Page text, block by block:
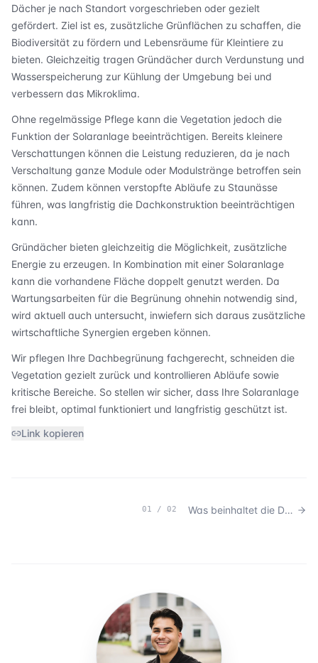
Dächer je nach Standort vorgeschrieben oder gezielt
gefördert. Ziel ist es, zusätzliche Grünflächen zu schaffen, die
Biodiversität zu fördern und Lebensräume für Kleintiere zu
bieten. Gleichzeitig tragen Gründächer durch Verdunstung und
Wasserspeicherung zur Kühlung der Umgebung bei und
verbessern das Mikroklima.
Ohne regelmässige Pflege kann die Vegetation jedoch die
Funktion der Solaranlage beeinträchtigen. Bereits kleinere
Verschattungen können die Leistung reduzieren, da je nach
Verschaltung ganze Module oder Modulstränge betroffen sein
können. Zudem können verstopfte Abläufe zu Staunässe
führen, was langfristig die Dachkonstruktion beeinträchtigen
kann.
Gründächer bieten gleichzeitig die Möglichkeit, zusätzliche
Energie zu erzeugen. In Kombination mit einer Solaranlage
kann die vorhandene Fläche doppelt genutzt werden. Da
Wartungsarbeiten für die Begrünung ohnehin notwendig sind,
wird aktuell auch untersucht, inwiefern sich daraus zusätzliche
wirtschaftliche Synergien ergeben können.
Wir pflegen Ihre Dachbegrünung fachgerecht, schneiden die
Vegetation gezielt zurück und kontrollieren Abläufe sowie
kritische Bereiche. So stellen wir sicher, dass Ihre Solaranlage
frei bleibt, optimal funktioniert und langfristig geschützt ist.
Link kopieren
01 / 02 Was beinhaltet die Dachpflege bei Schrägdächern?